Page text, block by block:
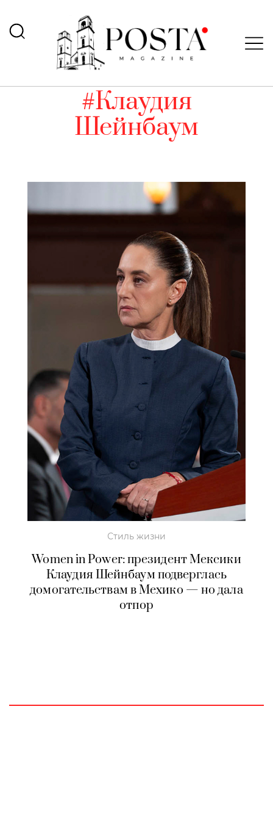
#Клаудия
Шейнбаум
Стиль жизни
Women in Power: президент Мексики
Клаудия Шейнбаум подверглась
домогательствам в Мехико — но дала
отпор